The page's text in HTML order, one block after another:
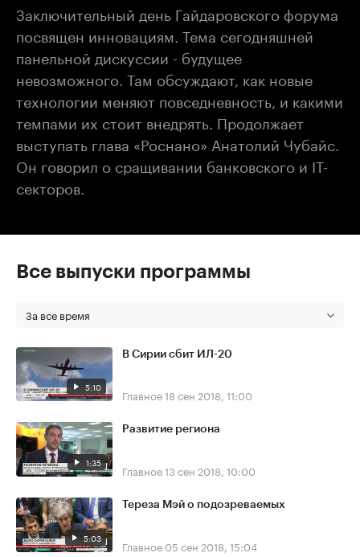
Заключительный день Гайдаровского форума
посвящен инновациям. Тема сегодняшней
панельной дискуссии - будущее
невозможного. Там обсуждают, как новые
технологии меняют повседневность, и какими
темпами их стоит внедрять. Продолжает
выступать глава «Роснано» Анатолий Чубайс.
Он говорил о сращивании банковского и IT-
секторов.
Все выпуски программы
За все время
5:10
В Сирии сбит ИЛ-20
Главное18 сен 2018, 11:00
1:35
Развитие региона
Главное13 сен 2018, 10:00
5:03
Тереза Мэй о подозреваемых
Главное 05 сен 2018, 15:04